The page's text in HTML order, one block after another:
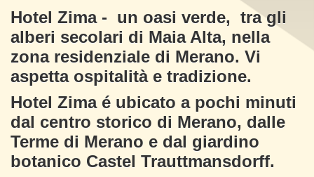
Hotel Zima - un oasi verde, tra gli
alberi secolari di Maia Alta, nella
zona residenziale di Merano. Vi
aspetta ospitalità e tradizione.
Hotel Zima é ubicato a pochi minuti
dal centro storico di Merano, dalle
Terme di Merano e dal giardino
botanico Castel Trauttmansdorff.